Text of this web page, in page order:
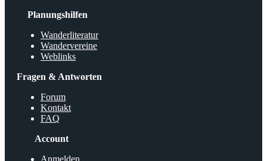
Planungshilfen
Wanderliteratur
Wandervereine
Weblinks
Fragen & Antworten
Forum
Kontakt
FAQ
Account
Anmelden